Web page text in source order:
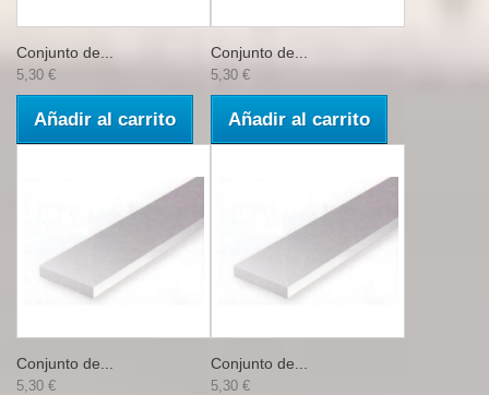
Conjunto de...
5,30 €
Añadir al carrito
Conjunto de...
5,30 €
Añadir al carrito
Conjunto de...
5,30 €
Conjunto de...
5,30 €